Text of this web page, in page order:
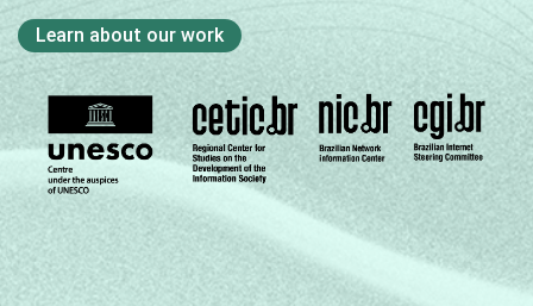
Learn about our work